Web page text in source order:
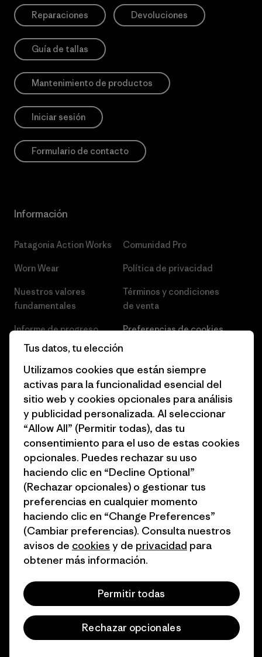
Reparaciones Devoluciones
Guía de tallas
Mantenimiento de productos
Iniciar sesión
Formulario de contacto
Información
Patagonia Action Works
Worn Wear
Nuestros valores
fundamentales
Informe de progreso
Business Unusual
Objetivos climáticos
1% for the Planet
Cómo financiamos
Tarjetas regalo
Encuentra una tienda
Comunidad Pro
Política de privacidad
Términos y condiciones
de venta
Preferencias de cookies
Empleo
Prensa
Programa para profesionales
del sector
Programa de afiliados
Mapa del sitio Patagonia
España
© 2026 Patagonia, Inc. Todos los derechos reservados.
español
Tus datos, tu elección
Utilizamos cookies que están siempre
activas para la funcionalidad esencial del
sitio web y cookies opcionales para análisis
y publicidad personalizada. Al seleccionar
“Allow All” (Permitir todas), das tu
consentimiento para el uso de estas cookies
opcionales. Puedes rechazar su uso
haciendo clic en “Decline Optional”
(Rechazar opcionales) o gestionar tus
preferencias en cualquier momento
haciendo clic en “Change Preferences”
(Cambiar preferencias). Consulta nuestros
avisos de cookies y de privacidad para
obtener más información.
Permitir todas
Rechazar opcionales